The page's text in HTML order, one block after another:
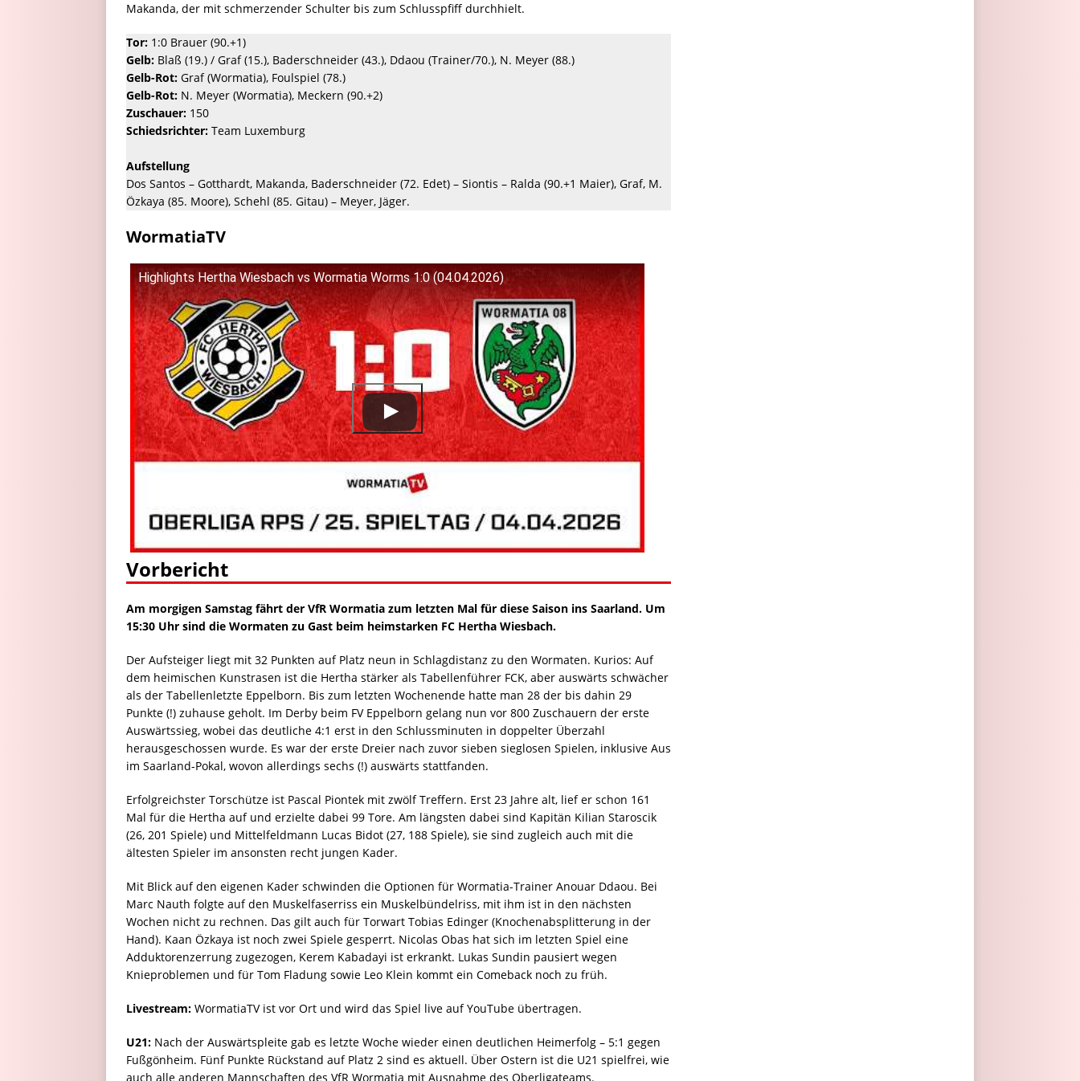
Makanda, der mit schmerzender Schulter bis zum Schlusspfiff durchhielt.
Tor: 1:0 Brauer (90.+1)
Gelb: Blaß (19.) / Graf (15.), Baderschneider (43.), Ddaou (Trainer/70.), N. Meyer (88.)
Gelb-Rot: Graf (Wormatia), Foulspiel (78.)
Gelb-Rot: N. Meyer (Wormatia), Meckern (90.+2)
Zuschauer: 150
Schiedsrichter: Team Luxemburg
Aufstellung
Dos Santos – Gotthardt, Makanda, Baderschneider (72. Edet) – Siontis – Ralda (90.+1 Maier), Graf, M.
Özkaya (85. Moore), Schehl (85. Gitau) – Meyer, Jäger.
WormatiaTV
Highlights Hertha Wiesbach vs Wormatia Worms 1:0 (04.04.2026)
Vorbericht
Am morgigen Samstag fährt der VfR Wormatia zum letzten Mal für diese Saison ins Saarland. Um
15:30 Uhr sind die Wormaten zu Gast beim heimstarken FC Hertha Wiesbach.
Der Aufsteiger liegt mit 32 Punkten auf Platz neun in Schlagdistanz zu den Wormaten. Kurios: Auf
dem heimischen Kunstrasen ist die Hertha stärker als Tabellenführer FCK, aber auswärts schwächer
als der Tabellenletzte Eppelborn. Bis zum letzten Wochenende hatte man 28 der bis dahin 29
Punkte (!) zuhause geholt. Im Derby beim FV Eppelborn gelang nun vor 800 Zuschauern der erste
Auswärtssieg, wobei das deutliche 4:1 erst in den Schlussminuten in doppelter Überzahl
herausgeschossen wurde. Es war der erste Dreier nach zuvor sieben sieglosen Spielen, inklusive Aus
im Saarland-Pokal, wovon allerdings sechs (!) auswärts stattfanden.
Erfolgreichster Torschütze ist Pascal Piontek mit zwölf Treffern. Erst 23 Jahre alt, lief er schon 161
Mal für die Hertha auf und erzielte dabei 99 Tore. Am längsten dabei sind Kapitän Kilian Staroscik
(26, 201 Spiele) und Mittelfeldmann Lucas Bidot (27, 188 Spiele), sie sind zugleich auch mit die
ältesten Spieler im ansonsten recht jungen Kader.
Mit Blick auf den eigenen Kader schwinden die Optionen für Wormatia-Trainer Anouar Ddaou. Bei
Marc Nauth folgte auf den Muskelfaserriss ein Muskelbündelriss, mit ihm ist in den nächsten
Wochen nicht zu rechnen. Das gilt auch für Torwart Tobias Edinger (Knochenabsplitterung in der
Hand). Kaan Özkaya ist noch zwei Spiele gesperrt. Nicolas Obas hat sich im letzten Spiel eine
Adduktorenzerrung zugezogen, Kerem Kabadayi ist erkrankt. Lukas Sundin pausiert wegen
Knieproblemen und für Tom Fladung sowie Leo Klein kommt ein Comeback noch zu früh.
Livestream: WormatiaTV ist vor Ort und wird das Spiel live auf YouTube übertragen.
U21: Nach der Auswärtspleite gab es letzte Woche wieder einen deutlichen Heimerfolg – 5:1 gegen
Fußgönheim. Fünf Punkte Rückstand auf Platz 2 sind es aktuell. Über Ostern ist die U21 spielfrei, wie
auch alle anderen Mannschaften des VfR Wormatia mit Ausnahme des Oberligateams.